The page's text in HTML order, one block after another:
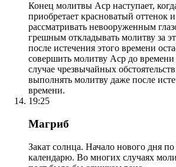
Конец молитвы Аср наступает,
приобретает красноватый оттенок
рассматривать невооруженным
грешным откладывать молитву за
после истечения этого времени
совершить молитву Аср до
случае чрезвычайных
выполнять молитву даже после
времени.
19:25
Магриб
Закат солнца. Начало нового дня
календарю. Во многих случаях